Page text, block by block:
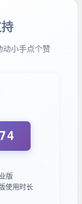
动小手点个赞
版
使用时长